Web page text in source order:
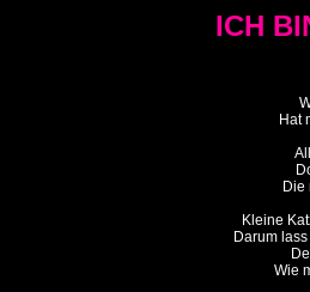
ICH
Hat
Die
Kleine
Darum
Wie